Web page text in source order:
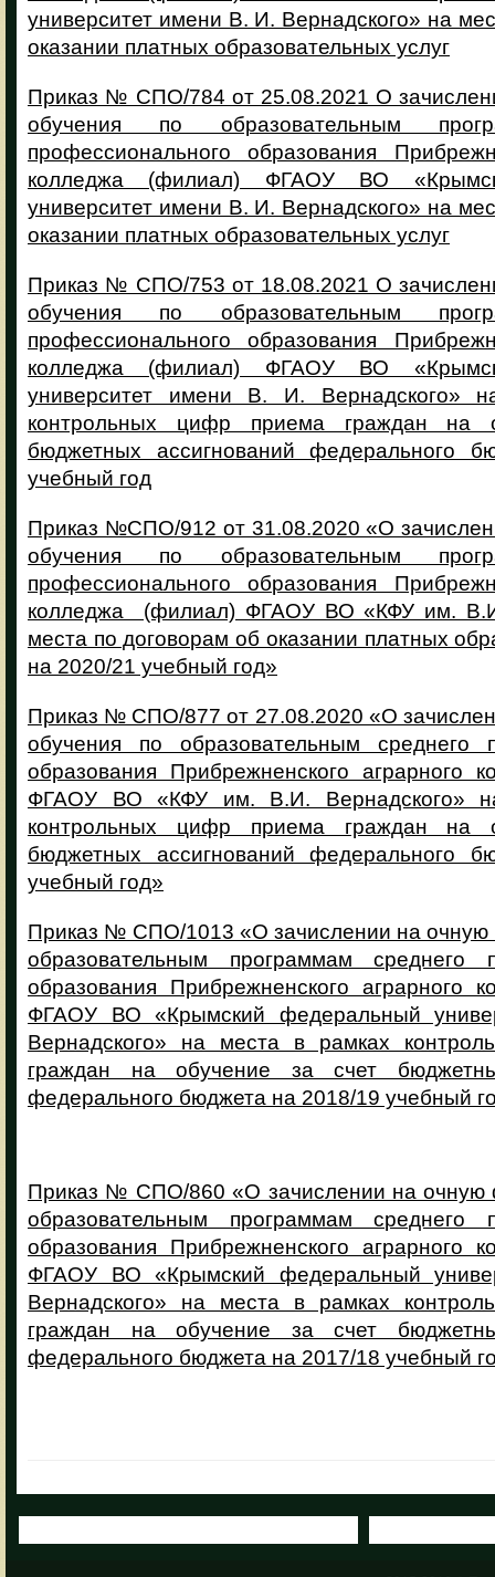
университет имени В. И. Вернадского» на
оказании платных образовательных услуг
Приказ № СПО/784 от 25.08.2021 О
обучения по образовательным
профессионального образования
колледжа (филиал) ФГАОУ ВО
университет имени В. И. Вернадского» на
оказании платных образовательных услуг
Приказ № СПО/753 от 18.08.2021 О
обучения по образовательным
профессионального образования
колледжа (филиал) ФГАОУ ВО
университет имени В. И. Вернадского»
контрольных цифр приема граждан на
бюджетных ассигнований федерального
учебный год
Приказ №СПО/912 от 31.08.2020 «О
обучения по образовательным
профессионального образования
колледжа (филиал) ФГАОУ ВО «КФУ им.
места по договорам об оказании платных
на 2020/21 учебный год»
Приказ № СПО/877 от 27.08.2020 «О
обучения по образовательным среднего
образования Прибрежненского аграрного
ФГАОУ ВО «КФУ им. В.И. Вернадского»
контрольных цифр приема граждан на
бюджетных ассигнований федерального
учебный год»
Приказ № СПО/1013 «О зачислении на очную
образовательным программам среднего
образования Прибрежненского аграрного
ФГАОУ ВО «Крымский федеральный
Вернадского» на места в рамках
граждан на обучение за счет
федерального бюджета на 2018/19 учебный
Приказ № СПО/860 «О зачислении на очную
образовательным программам среднего
образования Прибрежненского аграрного
ФГАОУ ВО «Крымский федеральный
Вернадского» на места в рамках
граждан на обучение за счет
федерального бюджета на 2017/18 учебный